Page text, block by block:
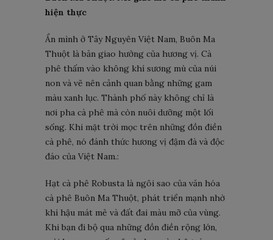
hiện thực
Ẩn mình ở Tây Nguyên Việt Nam, Buôn Ma
Thuột là bản giao hưởng của hương vị. Cà
phê thấm vào không khí sương mù của núi
non và vẽ nên cảnh quan bằng những gam
màu xanh lục. Thành phố này không chỉ là
nơi pha cà phê mà còn nuôi dưỡng một lối
sống. Khi mặt trời mọc trên những đồn điền
cà phê, nó đánh thức hương vị đậm đà và độc
đáo của Việt Nam.:
Hạt cà phê Robusta là ngôi sao của văn hóa
cà phê Buôn Ma Thuột, phát triển mạnh nhờ
khí hậu mát mẻ và đất đai màu mỡ của vùng.
Khi bạn đi bộ qua những đồn điền rộng lớn,